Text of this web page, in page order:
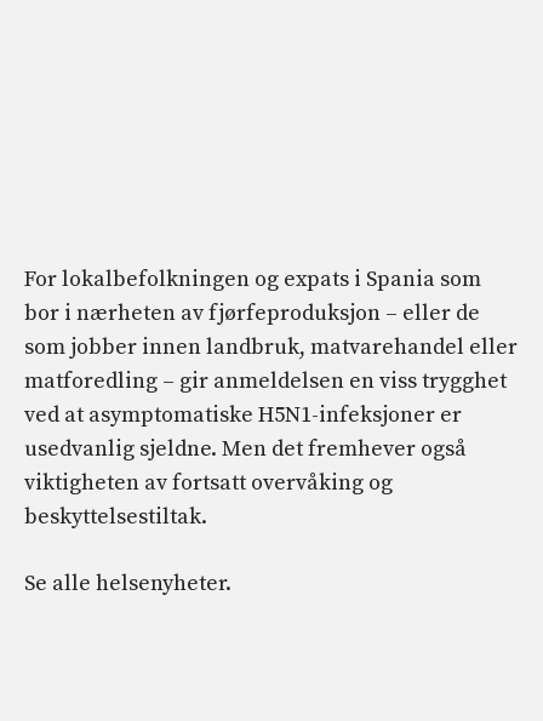
For lokalbefolkningen og expats i Spania som
bor i nærheten av fjørfeproduksjon – eller de
som jobber innen landbruk, matvarehandel eller
matforedling – gir anmeldelsen en viss trygghet
ved at asymptomatiske H5N1-infeksjoner er
usedvanlig sjeldne. Men det fremhever også
viktigheten av fortsatt overvåking og
beskyttelsestiltak.
Se alle helsenyheter.